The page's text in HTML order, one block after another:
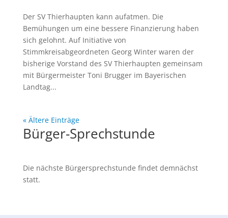
Der SV Thierhaupten kann aufatmen. Die
Bemühungen um eine bessere Finanzierung haben
sich gelohnt. Auf Initiative von
Stimmkreisabgeordneten Georg Winter waren der
bisherige Vorstand des SV Thierhaupten gemeinsam
mit Bürgermeister Toni Brugger im Bayerischen
Landtag...
« Ältere Einträge
Bürger-Sprechstunde
Die nächste Bürgersprechstunde findet demnächst
statt.